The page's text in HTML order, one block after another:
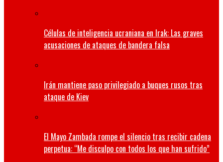
Células de inteligencia ucraniana en Irak: Las graves
acusaciones de ataques de bandera falsa
Irán mantiene paso privilegiado a buques rusos tras
ataque de Kiev
El Mayo Zambada rompe el silencio tras recibir cadena
perpetua: “Me disculpo con todos los que han sufrido”